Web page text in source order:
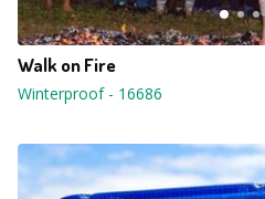
Walk on Fire
Winterproof- 16686